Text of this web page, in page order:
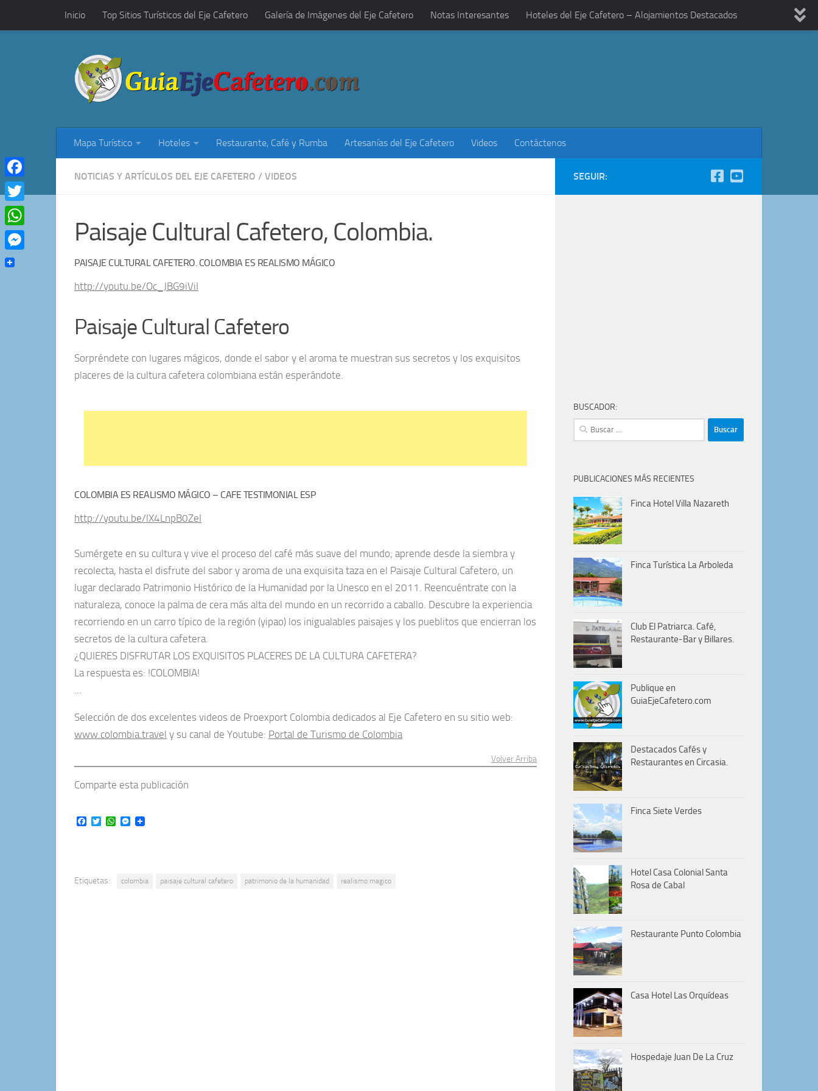
Saltar al contenido
Inicio Top Sitios Turísticos del Eje Cafetero Galería de Imágenes del Eje Cafetero Notas Interesantes Hoteles del Eje Cafetero – Alojamientos Destacados
Mapa Turístico Hoteles Restaurante, Café y Rumba Artesanías del Eje Cafetero Videos Contáctenos
NOTICIAS Y ARTÍCULOS DEL EJE CAFETERO / VIDEOS
Paisaje Cultural Cafetero, Colombia.
PAISAJE CULTURAL CAFETERO. COLOMBIA ES REALISMO MÁGICO
http://youtu.be/Oc_JBG9iViI
Paisaje Cultural Cafetero
Sorpréndete con lugares mágicos, donde el sabor y el aroma te muestran sus secretos y los exquisitos
placeres de la cultura cafetera colombiana están esperándote.
COLOMBIA ES REALISMO MÁGICO – CAFE TESTIMONIAL ESP
http://youtu.be/lX4LnpB0ZeI
Sumérgete en su cultura y vive el proceso del café más suave del mundo; aprende desde la siembra y
recolecta, hasta el disfrute del sabor y aroma de una exquisita taza en el Paisaje Cultural Cafetero, un
lugar declarado Patrimonio Histórico de la Humanidad por la Unesco en el 2011. Reencuéntrate con la
naturaleza, conoce la palma de cera más alta del mundo en un recorrido a caballo. Descubre la experiencia
recorriendo en un carro típico de la región (yipao) los inigualables paisajes y los pueblitos que encierran los
secretos de la cultura cafetera.
¿QUIERES DISFRUTAR LOS EXQUISITOS PLACERES DE LA CULTURA CAFETERA?
La respuesta es: !COLOMBIA!
Selección de dos excelentes videos de Proexport Colombia dedicados al Eje Cafetero en su sitio web:
www.colombia.travel y su canal de Youtube: Portal de Turismo de Colombia
Volver Arriba
Comparte esta publicación
Facebook
TwitterWhatsApp
Messenger
Etiquetas: colombia paisaje cultural cafetero patrimonio de la humanidad realismo magico
SEGUIR:
BUSCADOR:
Buscar:
PUBLICACIONES MÁS RECIENTES
Finca Hotel Villa Nazareth
Finca Turística La Arboleda
Club El Patriarca. Café,
Restaurante-Bar y Billares.
Publique en
GuiaEjeCafetero.com
Destacados Cafés y
Restaurantes en Circasia.
Finca Siete Verdes
Hotel Casa Colonial Santa
Rosa de Cabal
Restaurante Punto Colombia
Casa Hotel Las Orquídeas
Hospedaje Juan De La Cruz
Facebook
Twitter
WhatsApp
Messenger